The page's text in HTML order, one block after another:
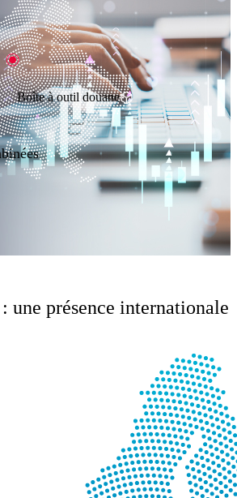
Boîte à outil douane
une présence internationale